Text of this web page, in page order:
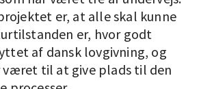
er, at alle skal kunne
er, hvor godt
af dansk lovgivning, og
været til at give plads til den